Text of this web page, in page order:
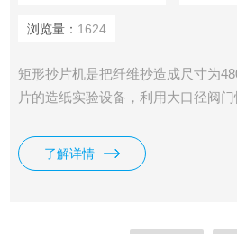
浏览量： 1624
矩形抄片机是把纤维抄造成尺寸为
片的造纸实验设备，利用大口径阀
成型前的搅拌采用手动搅拌和气动搅
超博、超厚、超细纤维的成型。后续
了解详情